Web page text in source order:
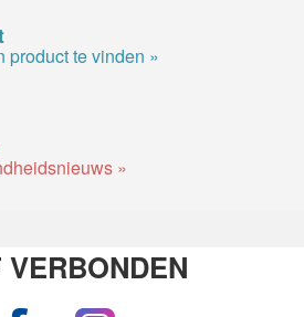
product te vinden »
»